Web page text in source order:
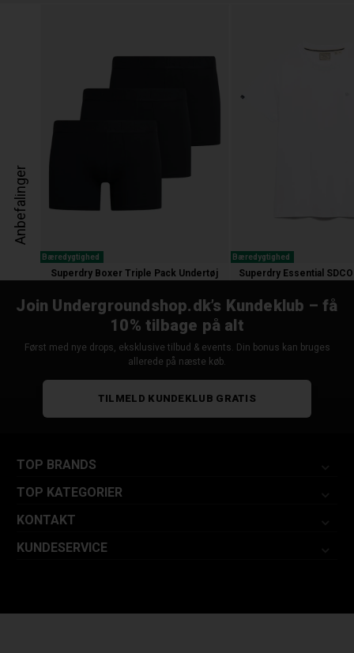
Anbefalinger
Bæredygtighed
Superdry Boxer Triple Pack Undertøj
Bæredygtighed
Join Undergroundshop.dk’s Kundeklub – få
10% tilbage på alt
Først med nye drops, eksklusive tilbud & events. Din bonus kan bruges
allerede på næste køb.
TILMELD KUNDEKLUB GRATIS
TOP BRANDS
TOP KATEGORIER
KONTAKT
KUNDESERVICE